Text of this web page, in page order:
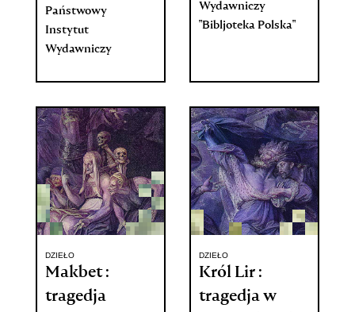
Państwowy
Instytut
Wydawniczy
Wydawniczy
"Bibljoteka Polska"
DZIEŁO
Makbet :
tragedja
DZIEŁO
Król Lir :
tragedja w